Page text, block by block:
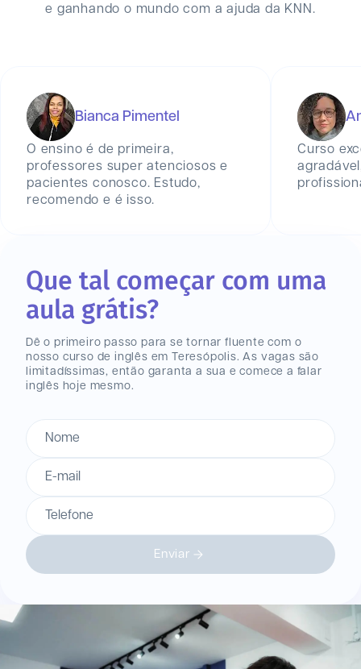
e ganhando o mundo com a ajuda da KNN.
Bianca Pimentel
O ensino é de primeira,
professores super atenciosos e
pacientes conosco. Estudo,
recomendo e é isso.
Curso
Que tal começar com uma
aula grátis?
Dê o primeiro passo para se tornar fluente com o
nosso curso de inglês em Teresópolis. As vagas são
limitadíssimas, então garanta a sua e comece a falar
inglês hoje mesmo.
Nome
E-mail
Telefone
Enviar